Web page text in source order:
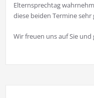
Elternsprechtag
diese beiden Termine
Wir freuen uns auf Sie